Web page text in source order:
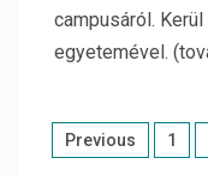
campusáról.
egyetemével.
Previous 1